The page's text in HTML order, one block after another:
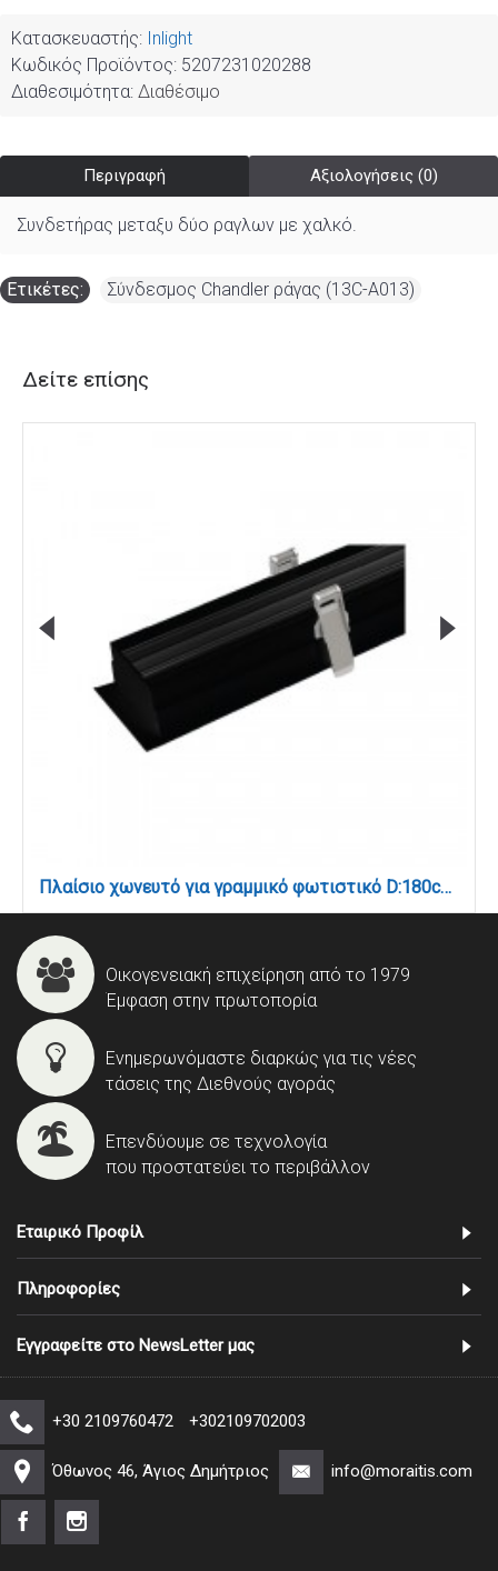
Κατασκευαστής: Inlight
Κωδικός Προϊόντος: 5207231020288
Διαθεσιμότητα: Διαθέσιμο
Περιγραφή Αξιολογήσεις (0)
Συνδετήρας μεταξυ δύο ραγλων με χαλκό.
Ετικέτες: Σύνδεσμος Chandler ράγας (13C-A013)
Δείτε επίσης
Πλαίσιο χωνευτό για γραμμικό φωτιστικό D:180cm (L003-180-BL)
Οικογενειακή επιχείρηση από το 1979
Έμφαση στην πρωτοπορία
Ενημερωνόμαστε διαρκώς για τις νέες
τάσεις της Διεθνούς αγοράς
Επενδύουμε σε τεχνολογία
που προστατεύει το περιβάλλον
Εταιρικό Προφίλ
Πληροφορίες
Εγγραφείτε στο NewsLetter μας
+30 2109760472 +302109702003
Όθωνος 46, Άγιος Δημήτριος info@moraitis.com